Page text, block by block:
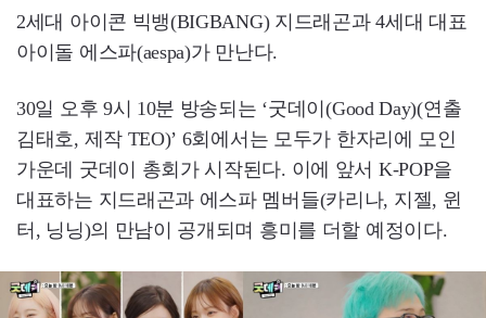
2세대 아이콘 빅뱅(BIGBANG) 지드래곤과 4세대 대표
아이돌 에스파(aespa)가 만난다.
30일 오후 9시 10분 방송되는 ‘굿데이(Good Day)(연출
김태호, 제작 TEO)’ 6회에서는 모두가 한자리에 모인
가운데 굿데이 총회가 시작된다. 이에 앞서 K-POP을
대표하는 지드래곤과 에스파 멤버들(카리나, 지젤, 윈
터, 닝닝)의 만남이 공개되며 흥미를 더할 예정이다.